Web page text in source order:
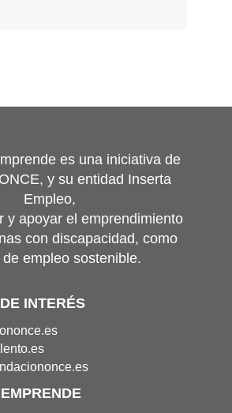
es una iniciativa de
y su entidad Inserta
Empleo,
y apoyar el emprendimiento
con discapacidad, como
empleo sostenible.
INTERÉS